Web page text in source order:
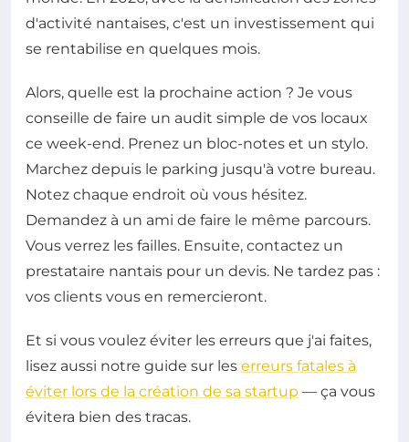
d'activité nantaises, c'est un investissement qui
se rentabilise en quelques mois.
Alors, quelle est la prochaine action ? Je vous
conseille de faire un audit simple de vos locaux
ce week-end. Prenez un bloc-notes et un stylo.
Marchez depuis le parking jusqu'à votre bureau.
Notez chaque endroit où vous hésitez.
Demandez à un ami de faire le même parcours.
Vous verrez les failles. Ensuite, contactez un
prestataire nantais pour un devis. Ne tardez pas :
vos clients vous en remercieront.
Et si vous voulez éviter les erreurs que j'ai faites,
lisez aussi notre guide sur les erreurs fatales à
éviter lors de la création de sa startup — ça vous
évitera bien des tracas.